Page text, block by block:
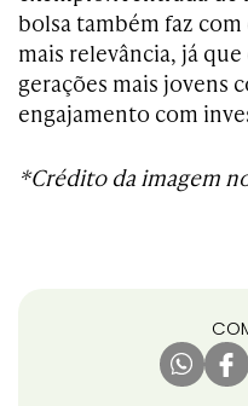
bolsa também faz
mais relevância, já
gerações mais jovens
engajamento com
*Crédito da imagem